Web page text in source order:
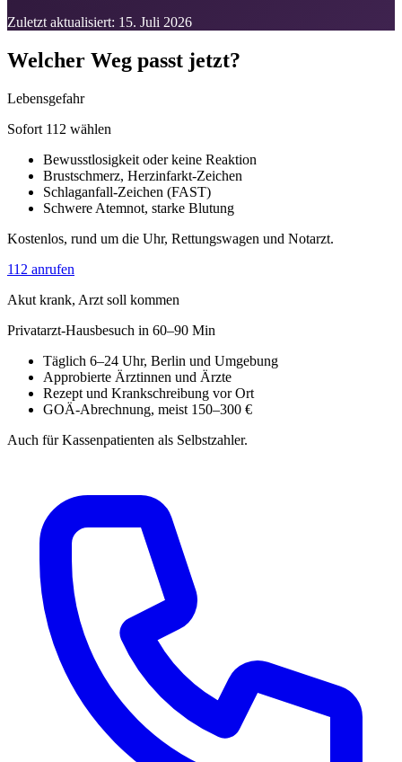
Zuletzt aktualisiert: 15. Juli 2026
Welcher Weg passt jetzt?
Lebensgefahr
Sofort 112 wählen
Bewusstlosigkeit oder keine Reaktion
Brustschmerz, Herzinfarkt-Zeichen
Schlaganfall-Zeichen (FAST)
Schwere Atemnot, starke Blutung
Kostenlos, rund um die Uhr, Rettungswagen und Notarzt.
112 anrufen
Akut krank, Arzt soll kommen
Privatarzt-Hausbesuch in 60–90 Min
Täglich 6–24 Uhr, Berlin und Umgebung
Approbierte Ärztinnen und Ärzte
Rezept und Krankschreibung vor Ort
GOÄ-Abrechnung, meist 150–300 €
Auch für Kassenpatienten als Selbstzahler.